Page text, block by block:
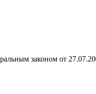
законом от